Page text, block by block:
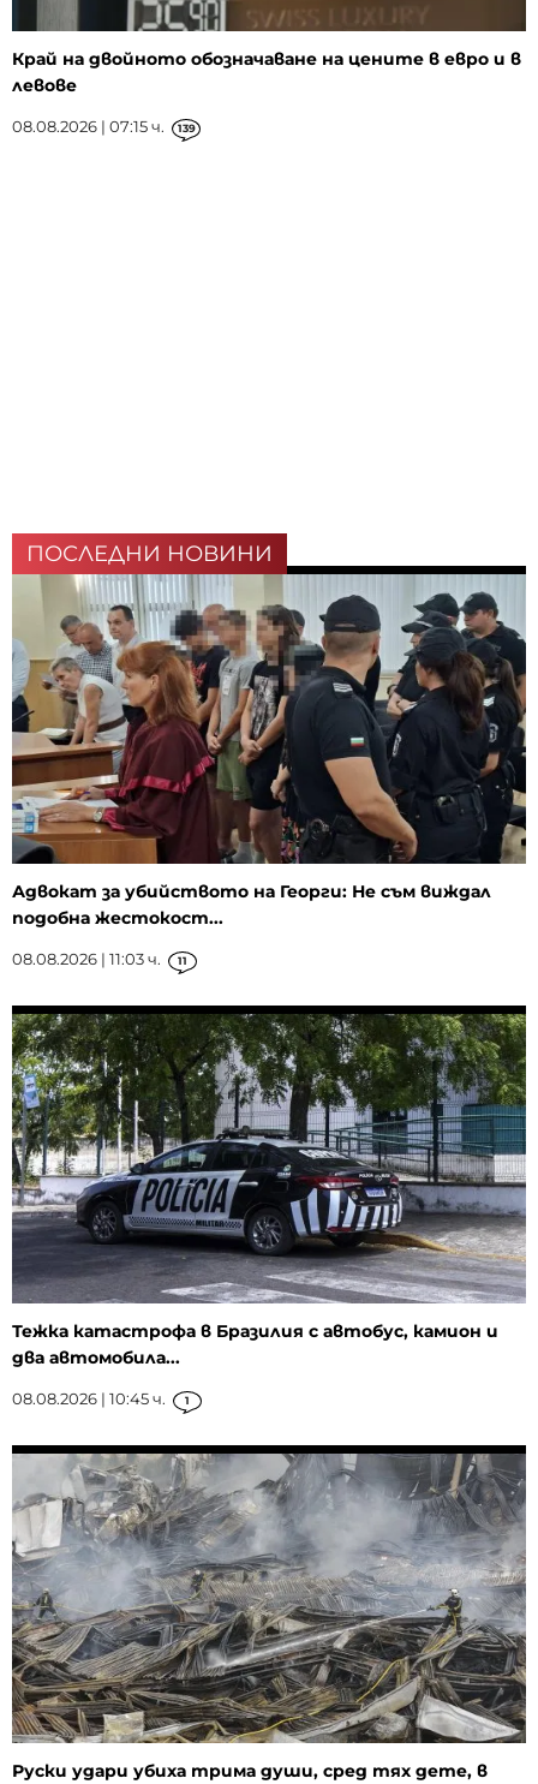
Край на двойното обозначаване на цените в евро и в
левове
08.08.2026 | 07:15 ч. 139
ПОСЛЕДНИ НОВИНИ
Адвокат за убийството на Георги: Не съм виждал
подобна жестокост...
08.08.2026 | 11:03 ч. 11
Тежка катастрофа в Бразилия с автобус, камион и
два автомобила...
08.08.2026 | 10:45 ч. 1
Руски удари убиха трима души, сред тях дете, в